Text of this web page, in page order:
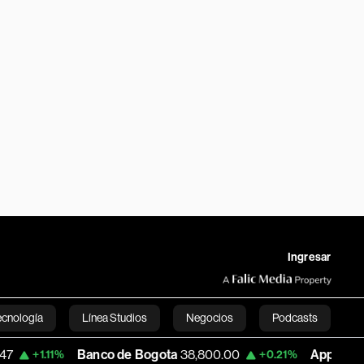
Ingresar
Línea Studios Negocios Podcasts
English
Banco de Bogota 38,800.00 +0.21% Apple 303.27